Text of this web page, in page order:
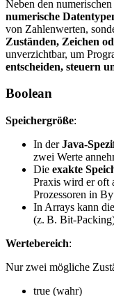
Neben den
numerische
von Zahlenwerten,
Zuständen, Zeichen
unverzichtbar, um
entscheiden, steuern
Boolean
Speichergröße:
In derJava-
zwei Werte
Die exakte
Praxis wird er oft
Prozessoren in
In Arrays kann
(z. B. Bit-
Wertebereich:
Nur zwei mögliche
true (wahr)